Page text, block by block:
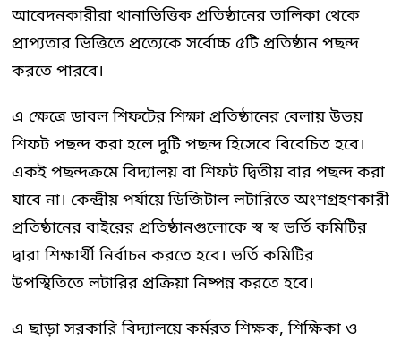
আবেদনকারীরা থানাভিত্তিক প্রতিষ্ঠানের তালিকা থেকে
প্রাপ্যতার ভিত্তিতে প্রত্যেকে সর্বোচ্চ ৫টি প্রতিষ্ঠান পছন্দ
করতে পারবে।
এ ক্ষেত্রে ডাবল শিফটের শিক্ষা প্রতিষ্ঠানের বেলায় উভয়
শিফট পছন্দ করা হলে দুটি পছন্দ হিসেবে বিবেচিত হবে।
একই পছন্দক্রমে বিদ্যালয় বা শিফট দ্বিতীয় বার পছন্দ করা
যাবে না। কেন্দ্রীয় পর্যায়ে ডিজিটাল লটারিতে অংশগ্রহণকারী
প্রতিষ্ঠানের বাইরের প্রতিষ্ঠানগুলোকে স্ব স্ব ভর্তি কমিটির
দ্বারা শিক্ষার্থী নির্বাচন করতে হবে। ভর্তি কমিটির
উপস্থিতিতে লটারির প্রক্রিয়া নিষ্পন্ন করতে হবে।
এ ছাড়া সরকারি বিদ্যালয়ে কর্মরত শিক্ষক, শিক্ষিকা ও